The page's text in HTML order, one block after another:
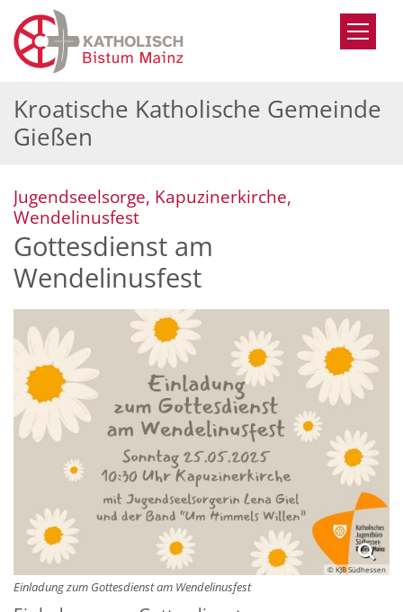
Zum Inhalt springen
Kroatische Katholische Gemeinde
Gießen
Jugendseelsorge, Kapuzinerkirche,
Wendelinusfest:
Gottesdienst am
Wendelinusfest
© KJB Südhessen
Einladung zum Gottesdienst am Wendelinusfest